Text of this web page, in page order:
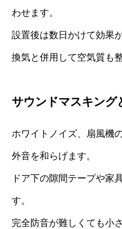
わせます。
設置後は数日かけて効果
換気と併用して空気質も
サウンドマスキング
ホワイトノイズ、扇風機
外音を和らげます。
ドア下の隙間テープや家
す。
完全防音が難しくても小